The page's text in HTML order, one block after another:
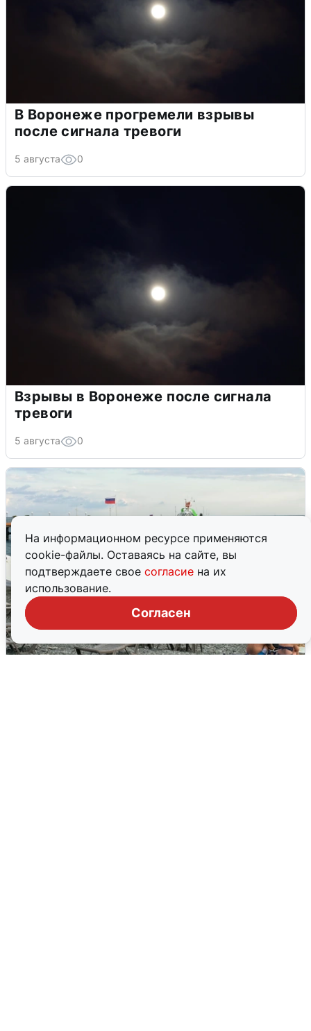
На информационном ресурсе применяются
cookie-файлы. Оставаясь на сайте, вы
подтверждаете свое согласие на их
использование.
Согласен
В Воронеже прогремели взрывы
после сигнала тревоги
5 августа 0
Взрывы в Воронеже после сигнала
тревоги
5 августа 0